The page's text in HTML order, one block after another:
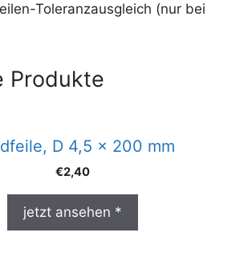
Toleranzausgleich (nur bei
Produkte
D 4,5 x 200 mm
€2,40
jetzt ansehen *